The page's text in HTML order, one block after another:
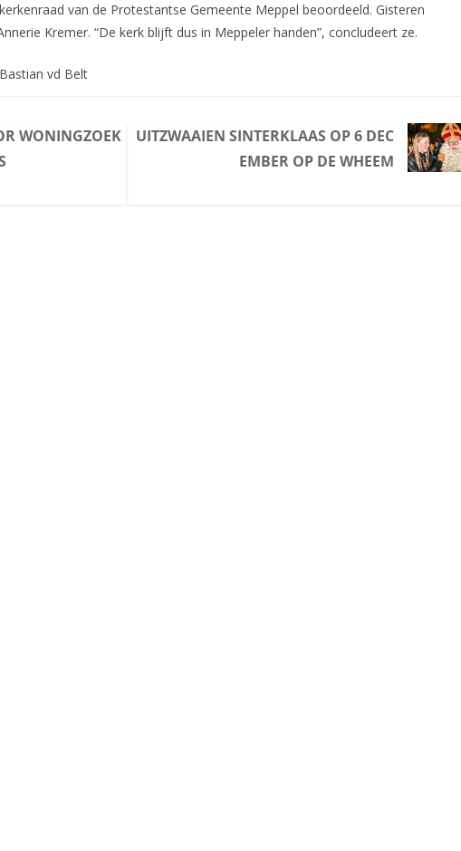
van de Protestantse Gemeente Meppel beoordeeld. Gisteren
Kremer. “De kerk blijft dus in Meppeler handen”, concludeert ze.
vd Belt
WONINGZOEK
UITZWAAIEN SINTERKLAAS OP 6 DEC
EMBER OP DE WHEEM